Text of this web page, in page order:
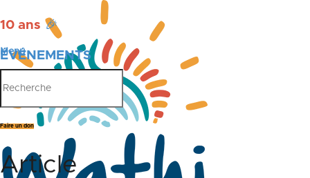
10 ans 🎉
ÉVÉNEMENTS
PUBLICATIONS
Menu
Faire un don
Article